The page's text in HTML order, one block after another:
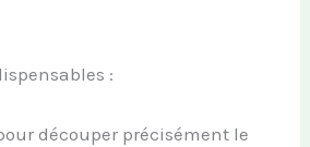
:
découper précisément le